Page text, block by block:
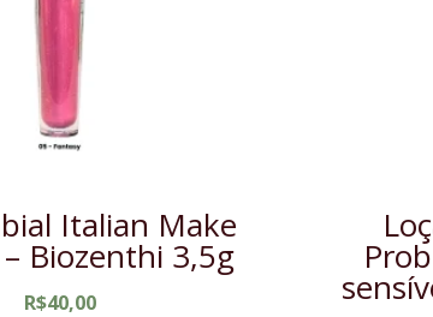
Italian Make
Biozenthi 3,5g
R$40,00